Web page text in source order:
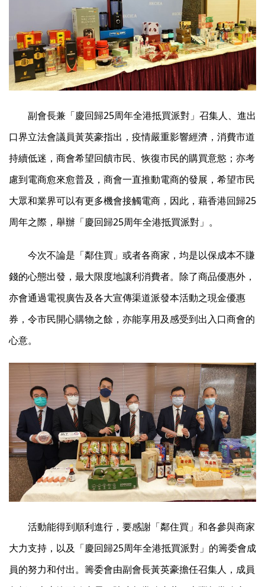
副會長兼「慶回歸25周年全港抵買派對」召集人、進出
口界立法會議員黃英豪指出，疫情嚴重影響經濟，消費市道
持續低迷，商會希望回饋市民、恢復市民的購買意慾；亦考
慮到電商愈來愈普及，商會一直推動電商的發展，希望市民
大眾和業界可以有更多機會接觸電商，因此，藉香港回歸25
周年之際，舉辦「慶回歸25周年全港抵買派對」。
今次不論是「鄰住買」或者各商家，均是以保成本不賺
錢的心態出發，最大限度地讓利消費者。除了商品優惠外，
亦會通過電視廣告及各大宣傳渠道派發本活動之現金優惠
券，令市民開心購物之餘，亦能享用及感受到出入口商會的
心意。
活動能得到順利進行，要感謝「鄰住買」和各參與商家
大力支持，以及「慶回歸25周年全港抵買派對」的籌委會成
員的努力和付出。籌委會由副會長黃英豪擔任召集人，成員